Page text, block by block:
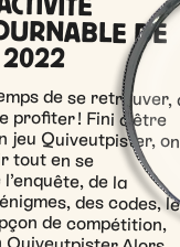
2022
de se retrouver,
profiter ! Fini
jeu Quiveutpister,
l’air tout en
l’enquête, de
des
de